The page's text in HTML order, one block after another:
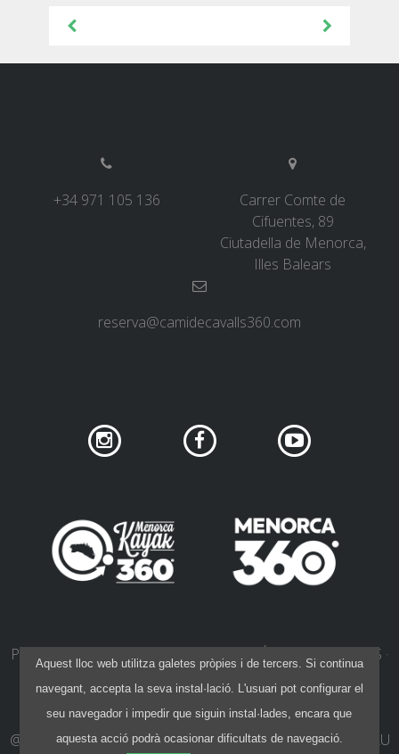
Navegació
d'entrades
+34 971 105 136
Carrer Comte de
Cifuentes, 89
Ciutadella de Menorca,
Illes Balears
reserva@camidecavalls360.com
PRIVACITAT DE XARXES SOCIALS
POLÍTICA DE COOKIES
POLÍTICA DE PRIVACITAT
CONDICIONS DE CONTRACTACIÓ
@ 2015-26 40 NORD·DISSENY:IVAN KHANET·CODI:
PAU
Aquest lloc web utilitza galetes pròpies i de tercers. Si continua
navegant, accepta la seva instal·lació. L'usuari pot configurar el
seu navegador i impedir que siguin instal·lades, encara que
aquesta acció podrà ocasionar dificultats de navegació.